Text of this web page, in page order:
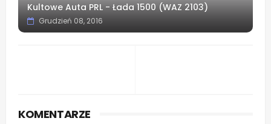
Kultowe Auta PRL - Łada 1500 (WAZ 2103)
Grudzień 08, 2016
KOMENTARZE